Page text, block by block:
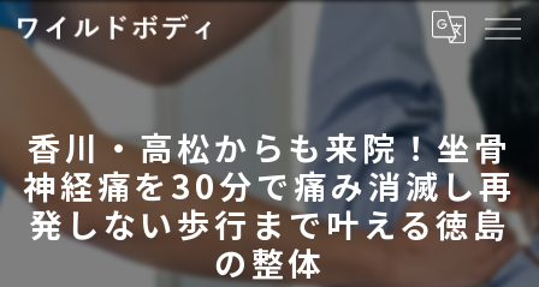
香川・高松からも来院！坐骨
神経痛を30分で痛み消滅し再
発しない歩行まで叶える徳島
の整体